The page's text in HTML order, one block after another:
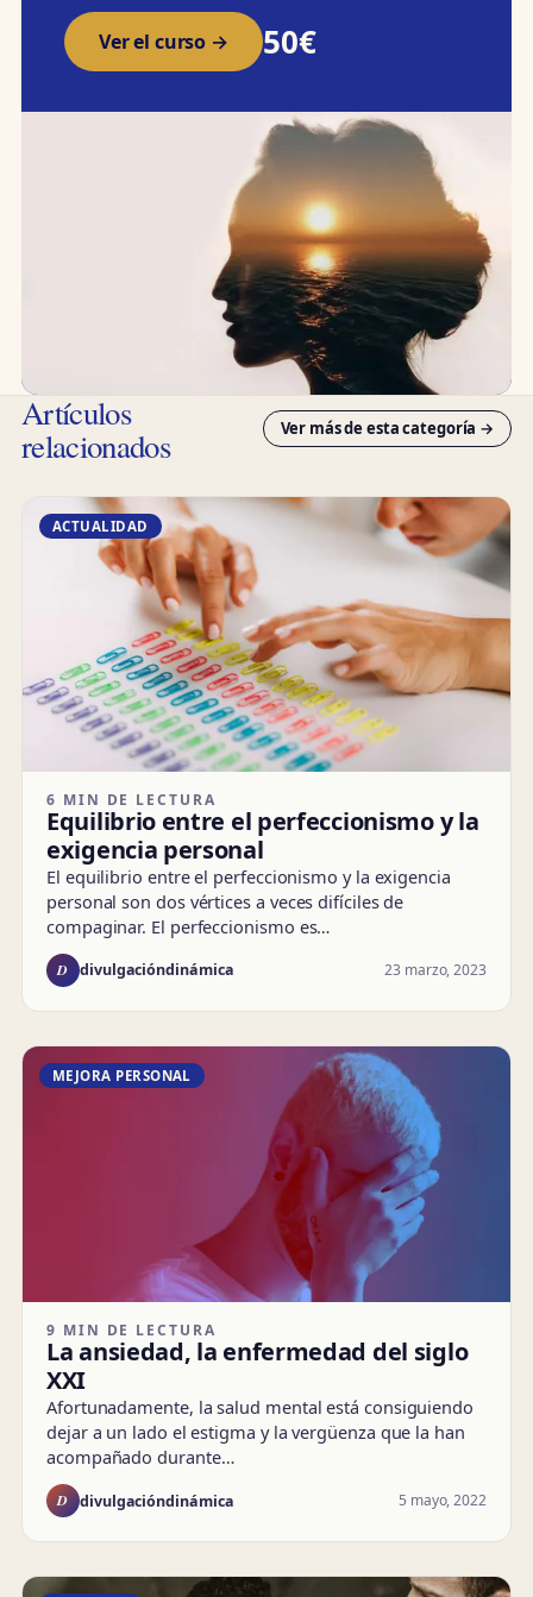
Ver el curso → 50€
Artículos
relacionados Ver más de esta categoría →
ACTUALIDAD
6 MIN DE LECTURA
Equilibrio entre el perfeccionismo y la
exigencia personal
El equilibrio entre el perfeccionismo y la exigencia
personal son dos vértices a veces difíciles de
compaginar. El perfeccionismo es…
D divulgacióndinámica 23 marzo, 2023
MEJORA PERSONAL
9 MIN DE LECTURA
La ansiedad, la enfermedad del siglo
XXI
Afortunadamente, la salud mental está consiguiendo
dejar a un lado el estigma y la vergüenza que la han
acompañado durante…
D divulgacióndinámica 5 mayo, 2022